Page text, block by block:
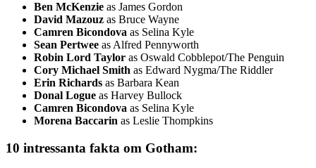
Ben McKenzie as James Gordon
David Mazouz as Bruce Wayne
Camren Bicondova as Selina Kyle
Sean Pertwee as Alfred Pennyworth
Robin Lord Taylor as Oswald Cobblepot/The Penguin
Cory Michael Smith as Edward Nygma/The Riddler
Erin Richards as Barbara Kean
Donal Logue as Harvey Bullock
Camren Bicondova as Selina Kyle
Morena Baccarin as Leslie Thompkins
10 intressanta fakta om Gotham: